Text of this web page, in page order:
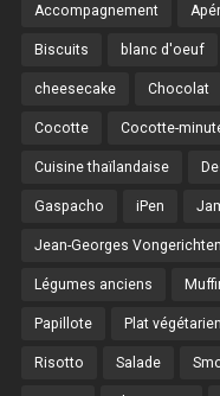
Accompagnement
Biscuits blanc d'oeuf
cheesecake Chocolat
Cocotte Cocotte-
Cuisine thaïlandaise
Gaspacho iPen
Jean-Georges Vongerichten
Légumes anciens
Papillote Plat végétarien
Risotto Salade